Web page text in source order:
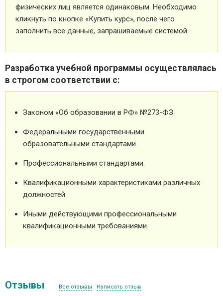
физических лиц является одинаковым. Необходимо
кликнуть по кнопке «Купить курс», после чего
заполнить все данные, запрашиваемые системой.
Разработка учебной программы осуществлялась
в строгом соответствии с:
Законом «Об образовании в РФ» №273-ФЗ.
Федеральными государственными
образовательными стандартами.
Профессиональными стандартами.
Квалификационными характеристиками различных
должностей.
Иными действующими профессиональными
квалификационными требованиями.
Отзывы Все отзывы Написать отзыв